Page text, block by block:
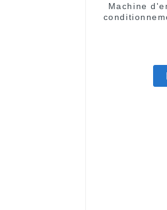
Machine